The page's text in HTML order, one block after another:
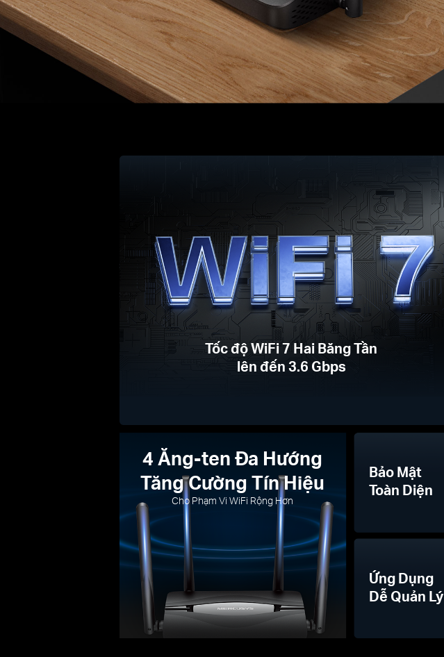
Tốc độ WiFi 7 Hai Băng Tần
lên đến 3.6 Gbps
4 Ăng-ten Đa Hướng
Tăng Cường Tín Hiệu
Cho Phạm Vi WiFi Rộng Hơn
Bảo Mật
Toàn Diện
Ứng Dụng
Dễ Quản Lý